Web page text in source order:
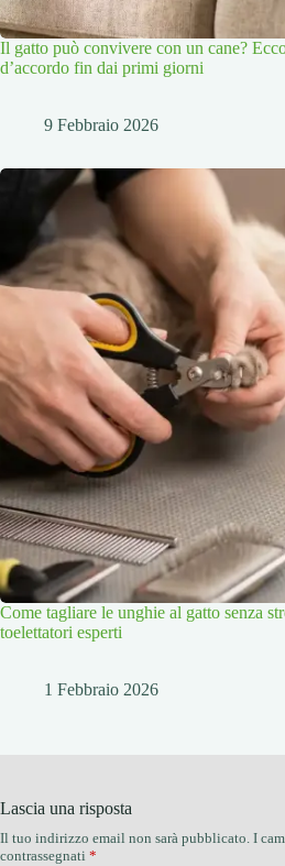
Il gatto può convivere con un cane?
d’accordo fin dai primi giorni
9 Febbraio 2026
Come tagliare le unghie al gatto senza
toelettatori esperti
1 Febbraio 2026
Lascia una risposta
Il tuo indirizzo email non sarà pubblicato. I
contrassegnati *